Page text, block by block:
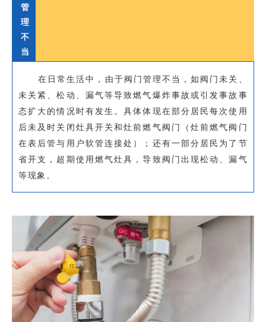
管
理
不
当
在日常生活中，由于阀门管理不当，如阀门未关、
未关紧、松动、漏气等导致燃气爆炸事故或引发事故事
态扩大的情况时有发生。具体体现在部分居民每次使用
后未及时关闭灶具开关和灶前燃气阀门（灶前燃气阀门
在表后管与用户软管连接处）；还有一部分居民为了节
省开支，超期使用燃气灶具，导致阀门出现松动、漏气
等现象。